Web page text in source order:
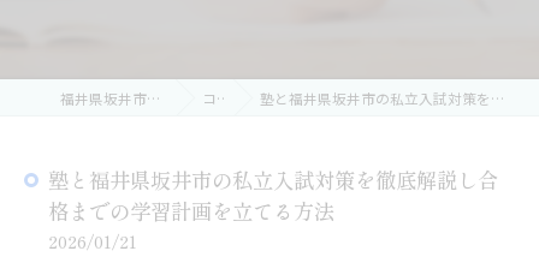
福井県坂井市の塾なら考学理数塾 コラム 塾と福井県坂井市の私立入試対策を徹底解説し合格までの学習計画を立てる方法
塾と福井県坂井市の私立入試対策を徹底解説し合
格までの学習計画を立てる方法
2026/01/21